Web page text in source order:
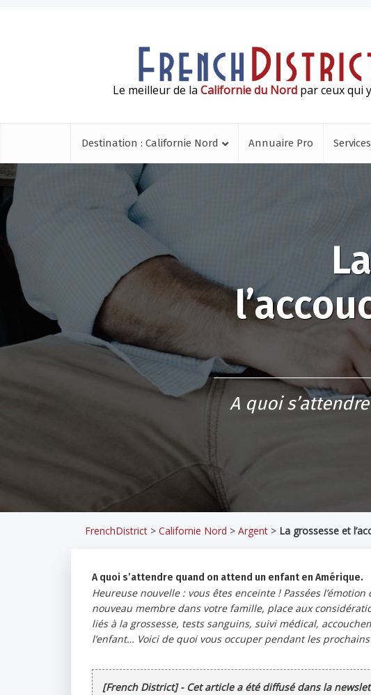
Le meilleur de la Californie du Nord par ceux qui
Destination : Californie Nord Annuaire Pro
A quoi
FrenchDistrict > Californie Nord > Argent > La grossesse et
A quoi s’attendre quand on attend un enfant en Amérique.
Heureuse nouvelle : vous êtes enceinte ! Passées
nouveau membre dans votre famille, place aux
liés à la grossesse, tests sanguins, suivi médical,
l’enfant… Voici de quoi vous occuper pendant les
[French District] - Cet article a été diffusé dans la